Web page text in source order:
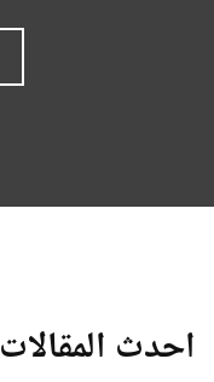
احدث المقالات